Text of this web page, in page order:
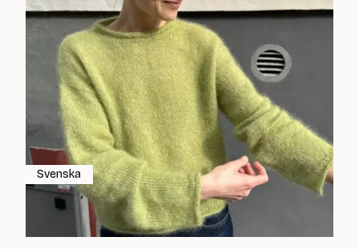
Svenska